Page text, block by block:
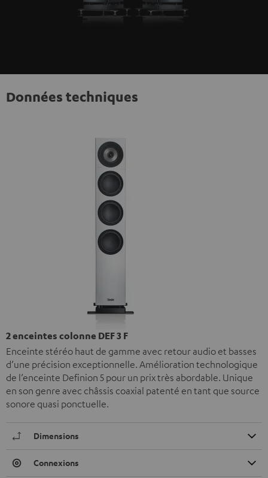
Données techniques
2 enceintes colonne DEF 3 F
Enceinte stéréo haut de gamme avec retour audio et basses
d’une précision exceptionnelle. Amélioration technologique
de l’enceinte Definion 5 pour un prix très abordable. Unique
en son genre avec châssis coaxial patenté en tant que source
sonore quasi ponctuelle.
Dimensions
Connexions